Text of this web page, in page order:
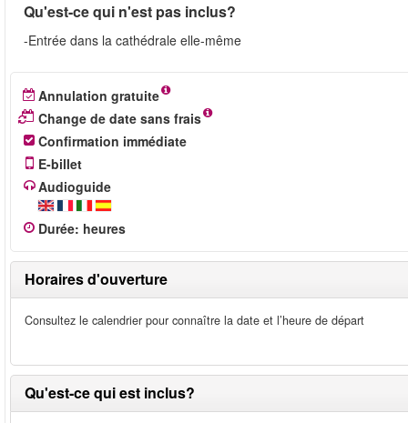
Qu'est-ce qui n'est pas inclus?
-Entrée dans la cathédrale elle-même
Annulation gratuite
Change de date sans frais
Confirmation immédiate
E-billet
Audioguide
Durée: heures
Horaires d'ouverture
Consultez le calendrier pour connaître la date et l’heure de départ
Qu'est-ce qui est inclus?